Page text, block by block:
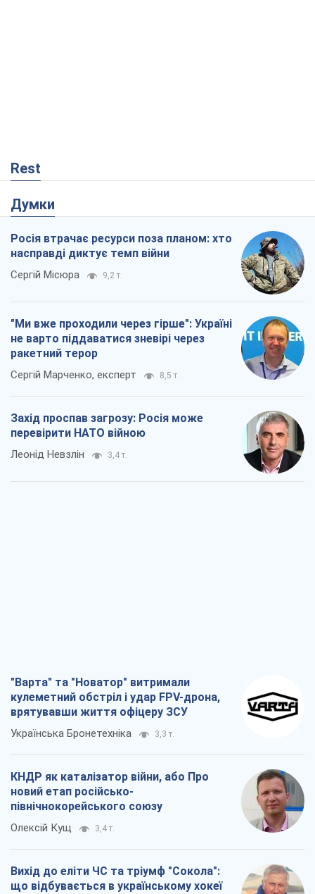
Rest
Думки
Росія втрачає ресурси поза планом: хто
насправді диктує темп війни
Сергій Місюра 9,2 т.
"Ми вже проходили через гірше": Україні
не варто піддаватися зневірі через
ракетний терор
Сергій Марченко, експерт 8,5 т.
Захід проспав загрозу: Росія може
перевірити НАТО війною
Леонід Невзлін 3,4 т.
"Варта" та "Новатор" витримали
кулеметний обстріл і удар FPV-дрона,
врятувавши життя офіцеру ЗСУ
Українська Бронетехніка 3,3 т.
КНДР як каталізатор війни, або Про
новий етап російсько-
північнокорейського союзу
Олексій Кущ 3,4 т.
Вихід до еліти ЧС та тріумф "Сокола":
що відбувається в українському хокеї